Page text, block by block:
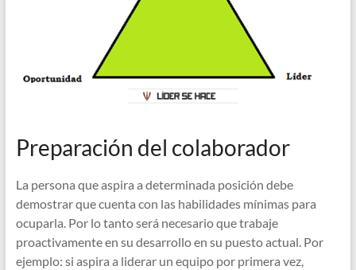
Preparación del colaborador
La persona que aspira a determinada posición debe
demostrar que cuenta con las habilidades mínimas para
ocuparla. Por lo tanto será necesario que trabaje
proactivamente en su desarrollo en su puesto actual. Por
ejemplo: si aspira a liderar un equipo por primera vez,